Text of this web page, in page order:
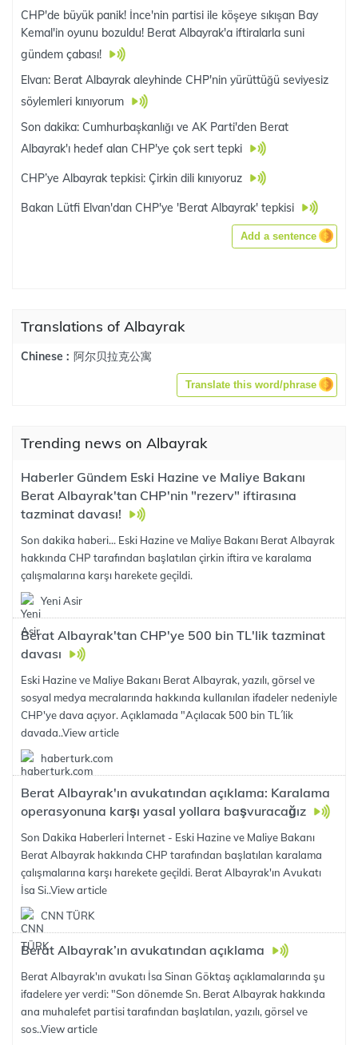
CHP'de büyük panik! İnce'nin partisi ile köşeye sıkışan Bay
Kemal'in oyunu bozuldu! Berat Albayrak'a iftiralarla suni
gündem çabası!
Elvan: Berat Albayrak aleyhinde CHP'nin yürüttüğü seviyesiz
söylemleri kınıyorum
Son dakika: Cumhurbaşkanlığı ve AK Parti'den Berat
Albayrak'ı hedef alan CHP'ye çok sert tepki
CHP’ye Albayrak tepkisi: Çirkin dili kınıyoruz
Bakan Lütfi Elvan'dan CHP'ye 'Berat Albayrak' tepkisi
Add a sentence
Translations of Albayrak
Chinese : 阿尔贝拉克公寓
Translate this word/phrase
Trending news on Albayrak
Haberler Gündem Eski Hazine ve Maliye Bakanı
Berat Albayrak'tan CHP'nin "rezerv" iftirasına
tazminat davası!
Son dakika haberi... Eski Hazine ve Maliye Bakanı Berat Albayrak
hakkında CHP tarafından başlatılan çirkin iftira ve karalama
çalışmalarına karşı harekete geçildi.
Yeni Asir
Berat Albayrak'tan CHP'ye 500 bin TL'lik tazminat
davası
Eski Hazine ve Maliye Bakanı Berat Albayrak, yazılı, görsel ve
sosyal medya mecralarında hakkında kullanılan ifadeler nedeniyle
CHP'ye dava açıyor. Açıklamada "Açılacak 500 bin TL´lik
davada..View article
haberturk.com
Berat Albayrak'ın avukatından açıklama: Karalama
operasyonuna karşı yasal yollara başvuracağız
Son Dakika Haberleri İnternet - Eski Hazine ve Maliye Bakanı
Berat Albayrak hakkında CHP tarafından başlatılan karalama
çalışmalarına karşı harekete geçildi. Berat Albayrak'ın Avukatı
İsa Si..View article
CNN TÜRK
Berat Albayrak’ın avukatından açıklama
Berat Albayrak'ın avukatı İsa Sinan Göktaş açıklamalarında şu
ifadelere yer verdi: "Son dönemde Sn. Berat Albayrak hakkında
ana muhalefet partisi tarafından başlatılan, yazılı, görsel ve
sos..View article